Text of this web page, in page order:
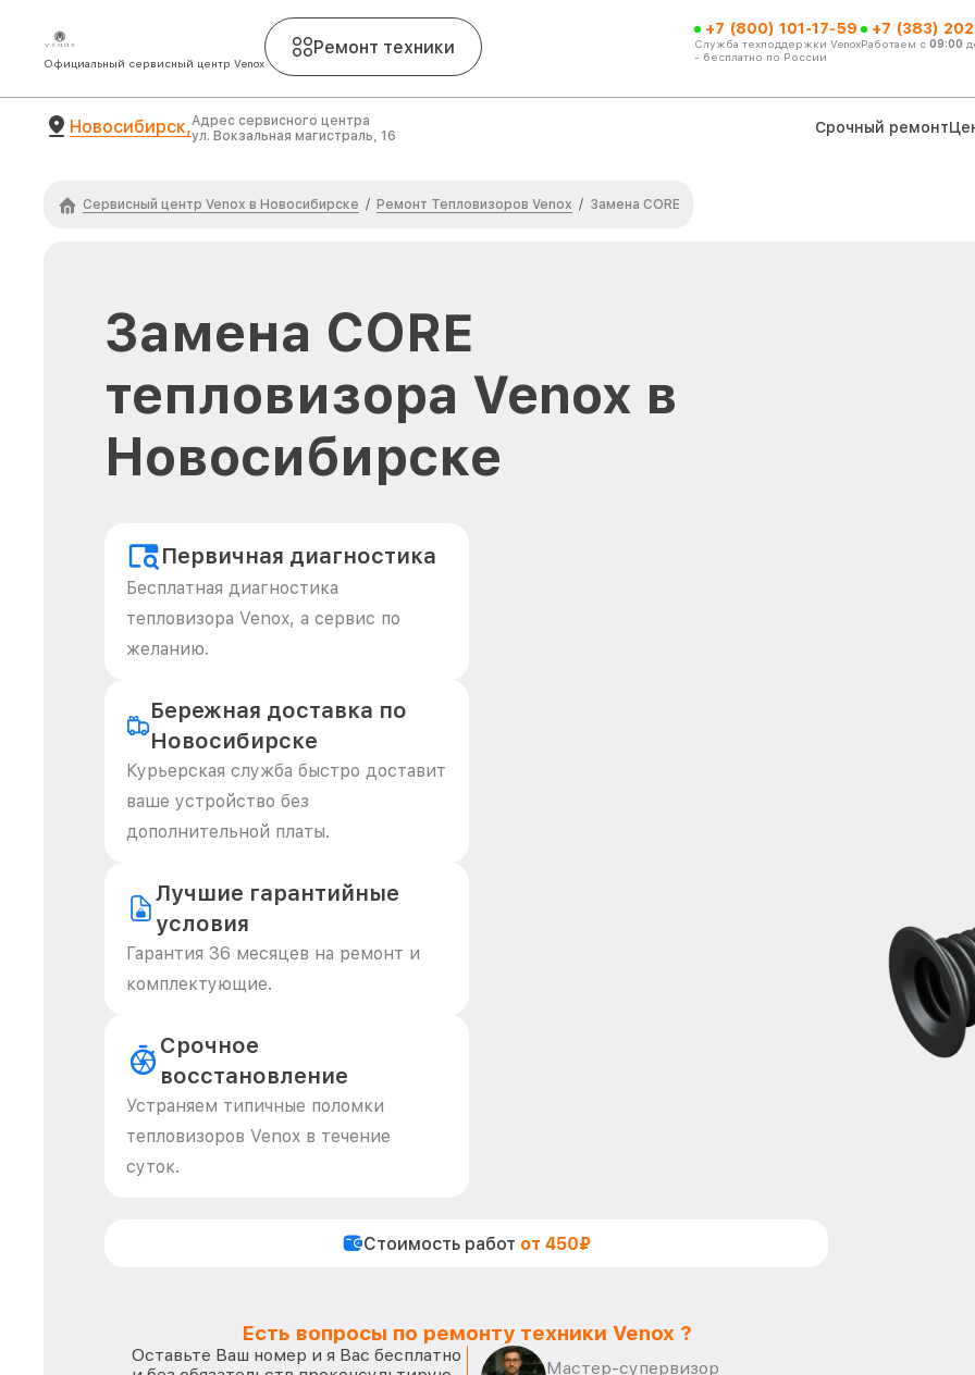
Официальный сервисный центр Venox
Ремонт техники
+7 (800) 101-17-59
Служба техподдержки Venox
- бесплатно по России
+7 (383)
Работаем с 09:00
Новосибирск,Адрес сервисного центра
ул. Вокзальная магистраль, 16
Срочный ремонт
Сервисный центр Venox в Новосибирске / Ремонт Тепловизоров Venox / Замена CORE
Замена CORE
тепловизора Venox в
Новосибирске
Первичная диагностика
Бесплатная диагностика
тепловизора Venox, а сервис по
желанию.
Бережная доставка по
Новосибирске
Курьерская служба быстро доставит
ваше устройство без
дополнительной платы.
Лучшие гарантийные
условия
Гарантия 36 месяцев на ремонт и
комплектующие.
Срочное
восстановление
Устраняем типичные поломки
тепловизоров Venox в течение
суток.
Стоимость работ от 450₽
Есть вопросы по ремонту техники Venox ?
Оставьте Ваш номер и я Вас бесплатно
Мастер-супервизор